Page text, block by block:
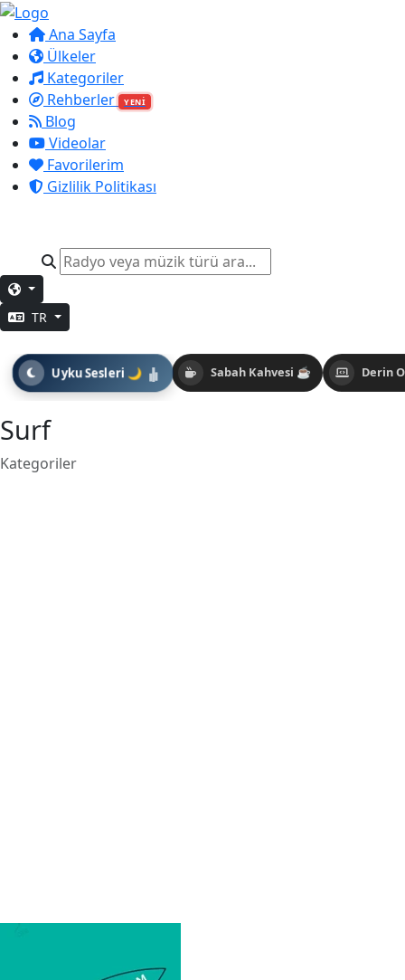
Ana Sayfa
Ülkeler
Kategoriler
Rehberler
YENİ
Blog
Videolar
Favorilerim
Gizlilik Politikası
TR
Sabah Kahvesi ☕ Derin
Uyku Sesleri 🌙
Surf
Kategoriler